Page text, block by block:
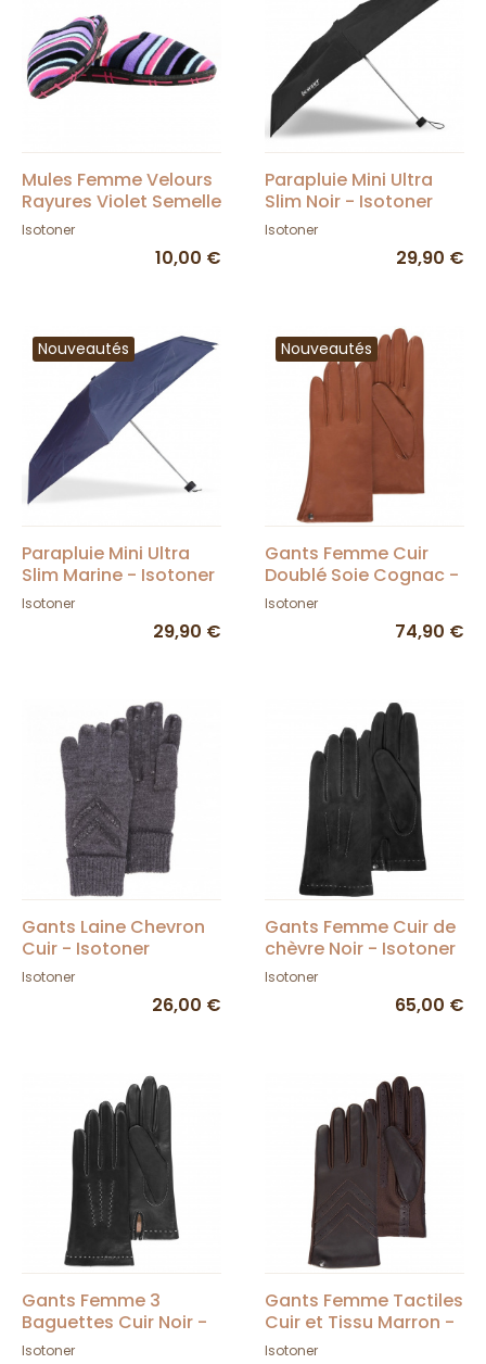
Mules Femme Velours
Rayures Violet Semelle
X-TRA CONFORT -
Isotoner
10,00 €
Parapluie Mini Ultra
Slim Noir - Isotoner
Isotoner
29,90 €
Nouveautés
Parapluie Mini Ultra
Slim Marine - Isotoner
Isotoner
29,90 €
Nouveautés
Gants Femme Cuir
Doublé Soie Cognac -
Isotoner
Isotoner
74,90 €
Gants Laine Chevron
Cuir - Isotoner
Isotoner
26,00 €
Gants Femme Cuir de
chèvre Noir - Isotoner
Isotoner
65,00 €
Gants Femme 3
Baguettes Cuir Noir -
Isotoner
Isotoner
Gants Femme Tactiles
Cuir et Tissu Marron -
Isotoner
Isotoner